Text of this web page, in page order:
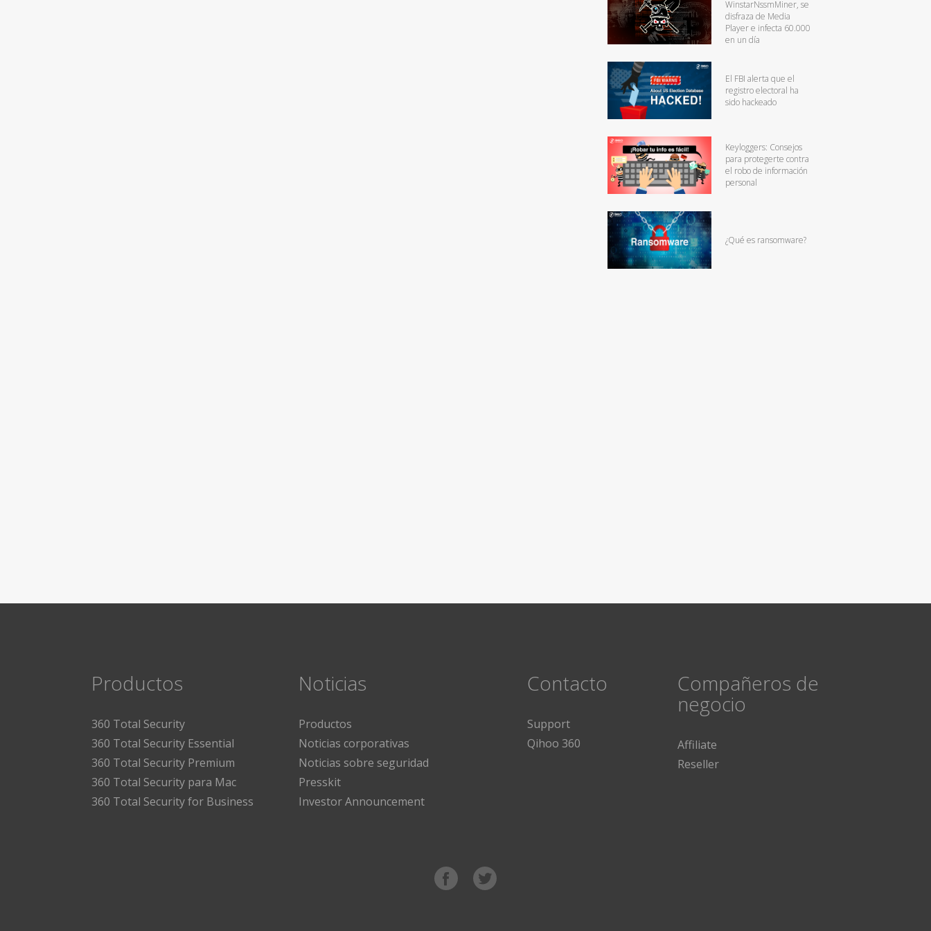
WinstarNssmMiner, se
disfraza de Media
Player e infecta 60.000
en un día
El FBI alerta que el
registro electoral ha
sido hackeado
Keyloggers: Consejos
para protegerte contra
el robo de información
personal
¿Qué es ransomware?
Productos
360 Total Security
360 Total Security Essential
360 Total Security Premium
360 Total Security para Mac
360 Total Security for Business
Noticias
Productos
Noticias corporativas
Noticias sobre seguridad
Presskit
Investor Announcement
Contacto
Support
Qihoo 360
Compañeros de
negocio
Affiliate
Reseller